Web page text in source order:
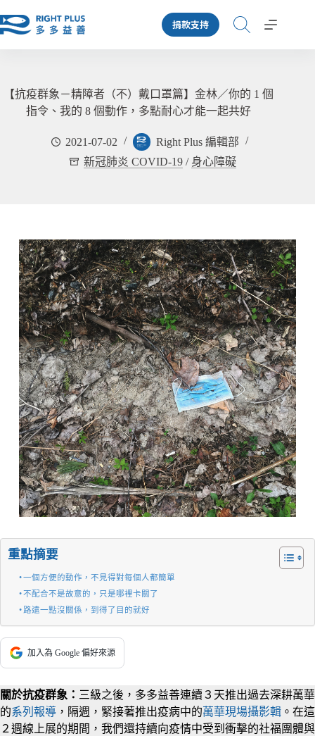
至
捐款支持
【抗疫群象－精障者（不）戴口罩篇】金林／你的 1 個
指令、我的 8 個動作，多點耐心才能一起共好
2021-07-02
Right Plus 編輯部
新冠肺炎 COVID-19/ 身心障礙
重點摘要
一個方便的動作，不見得對每個人都簡單
不配合不是故意的，只是哪裡卡關了
路遠一點沒關係，到得了目的就好
加入為 Google 偏好來源
關於抗疫群象： 三級之後，多多益善連續３天推出過去深耕萬華
的系列報導 ，隔週，緊接著推出疫病中的萬華現場攝影輯 。在這
２週線上展的期間，我們還持續向疫情中受到衝擊的社福團體與